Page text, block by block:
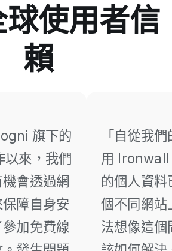
使用者信
賴
旗下的
來，我們
會透過網
障自身安
加免費線
「自從我
用 Ironwall
的個人資
個不同網站
法想像這個